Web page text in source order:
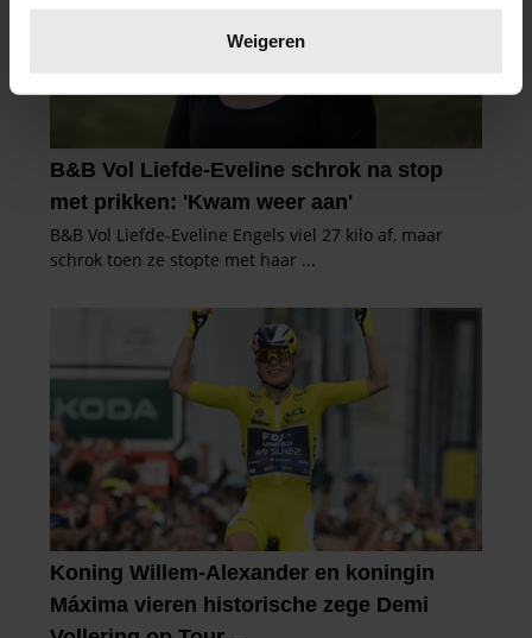
verwerkt en stel uw voorkeuren in het
intrekken in de Cookieverklaring.
We gebruiken cookies om content en advertenties te
personaliseren, om functies voor social media te bieden
en om ons websiteverkeer te analyseren. Ook delen we
informatie over uw gebruik van onze site met onze
partners voor social media, adverteren en analyse. Deze
informatie die u aan ze heeft verstrekt of die ze hebben
verzameld op basis van uw gebruik van hun services. U
gaat akkoord met onze cookies als u onze website blijft
gebruiken.
Weigeren